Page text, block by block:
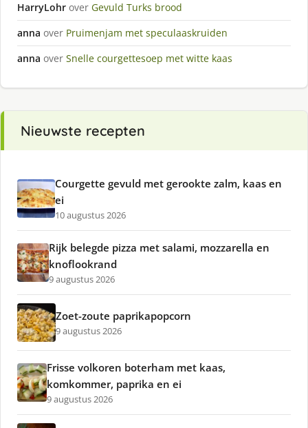
HarryLohr over Gevuld Turks brood
anna over Pruimenjam met speculaaskruiden
anna over Snelle courgettesoep met witte kaas
Nieuwste recepten
Courgette gevuld met gerookte zalm, kaas en
ei
10 augustus 2026
Rijk belegde pizza met salami, mozzarella en
knoflookrand
9 augustus 2026
Zoet-zoute paprikapopcorn
9 augustus 2026
Frisse volkoren boterham met kaas,
komkommer, paprika en ei
9 augustus 2026